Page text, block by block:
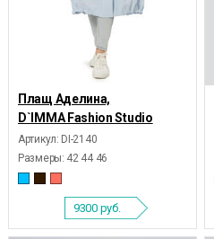
Плащ Аделина,
D`IMMA Fashion Studio
Артикул: DI-2140
Размеры: 42 44 46
9300 руб.